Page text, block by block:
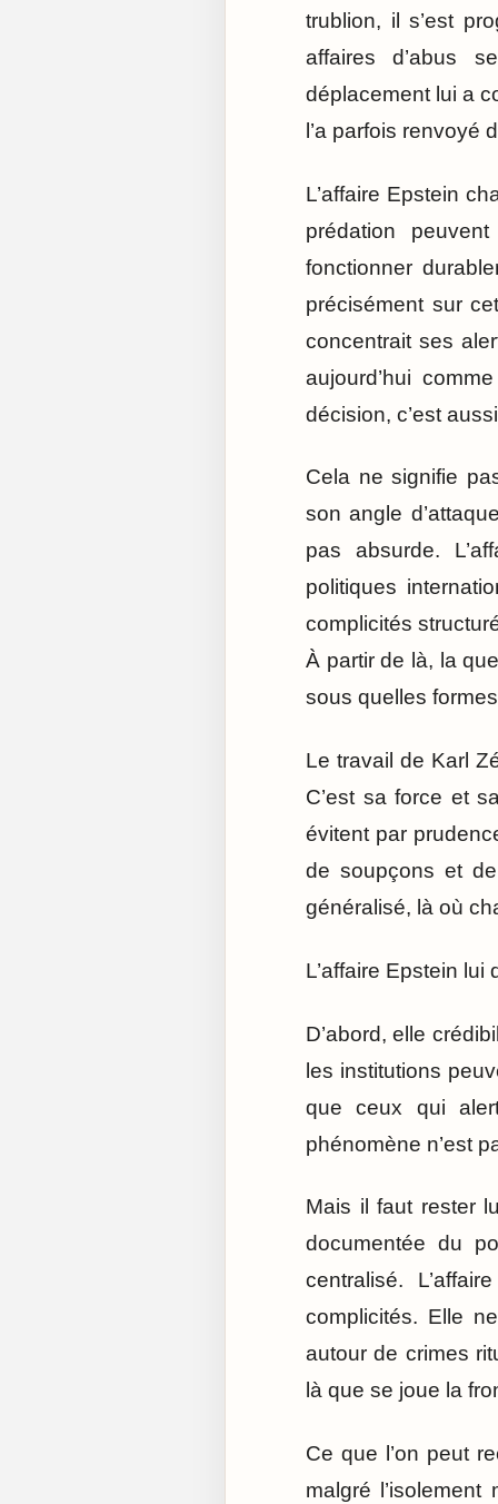
trublion, il s’est
affaires d’abus
déplacement lui a
l’a parfois
L’affaire Epstein
prédation
fonctionner
précisément sur
concentrait ses
aujourd’hui
décision, c’est
Cela ne signifie
son angle
pas absurde.
politiques
complicités
À partir de là, la
sous quelles
Le travail de Karl
C’est sa force et
évitent par
de soupçons et
généralisé, là où
L’affaire Epstein
D’abord, elle
les institutions
que ceux qui
phénomène n’est
Mais il faut rester
documentée du
centralisé.
complicités. Elle
autour de crimes
là que se joue la
Ce que l’on peut
malgré